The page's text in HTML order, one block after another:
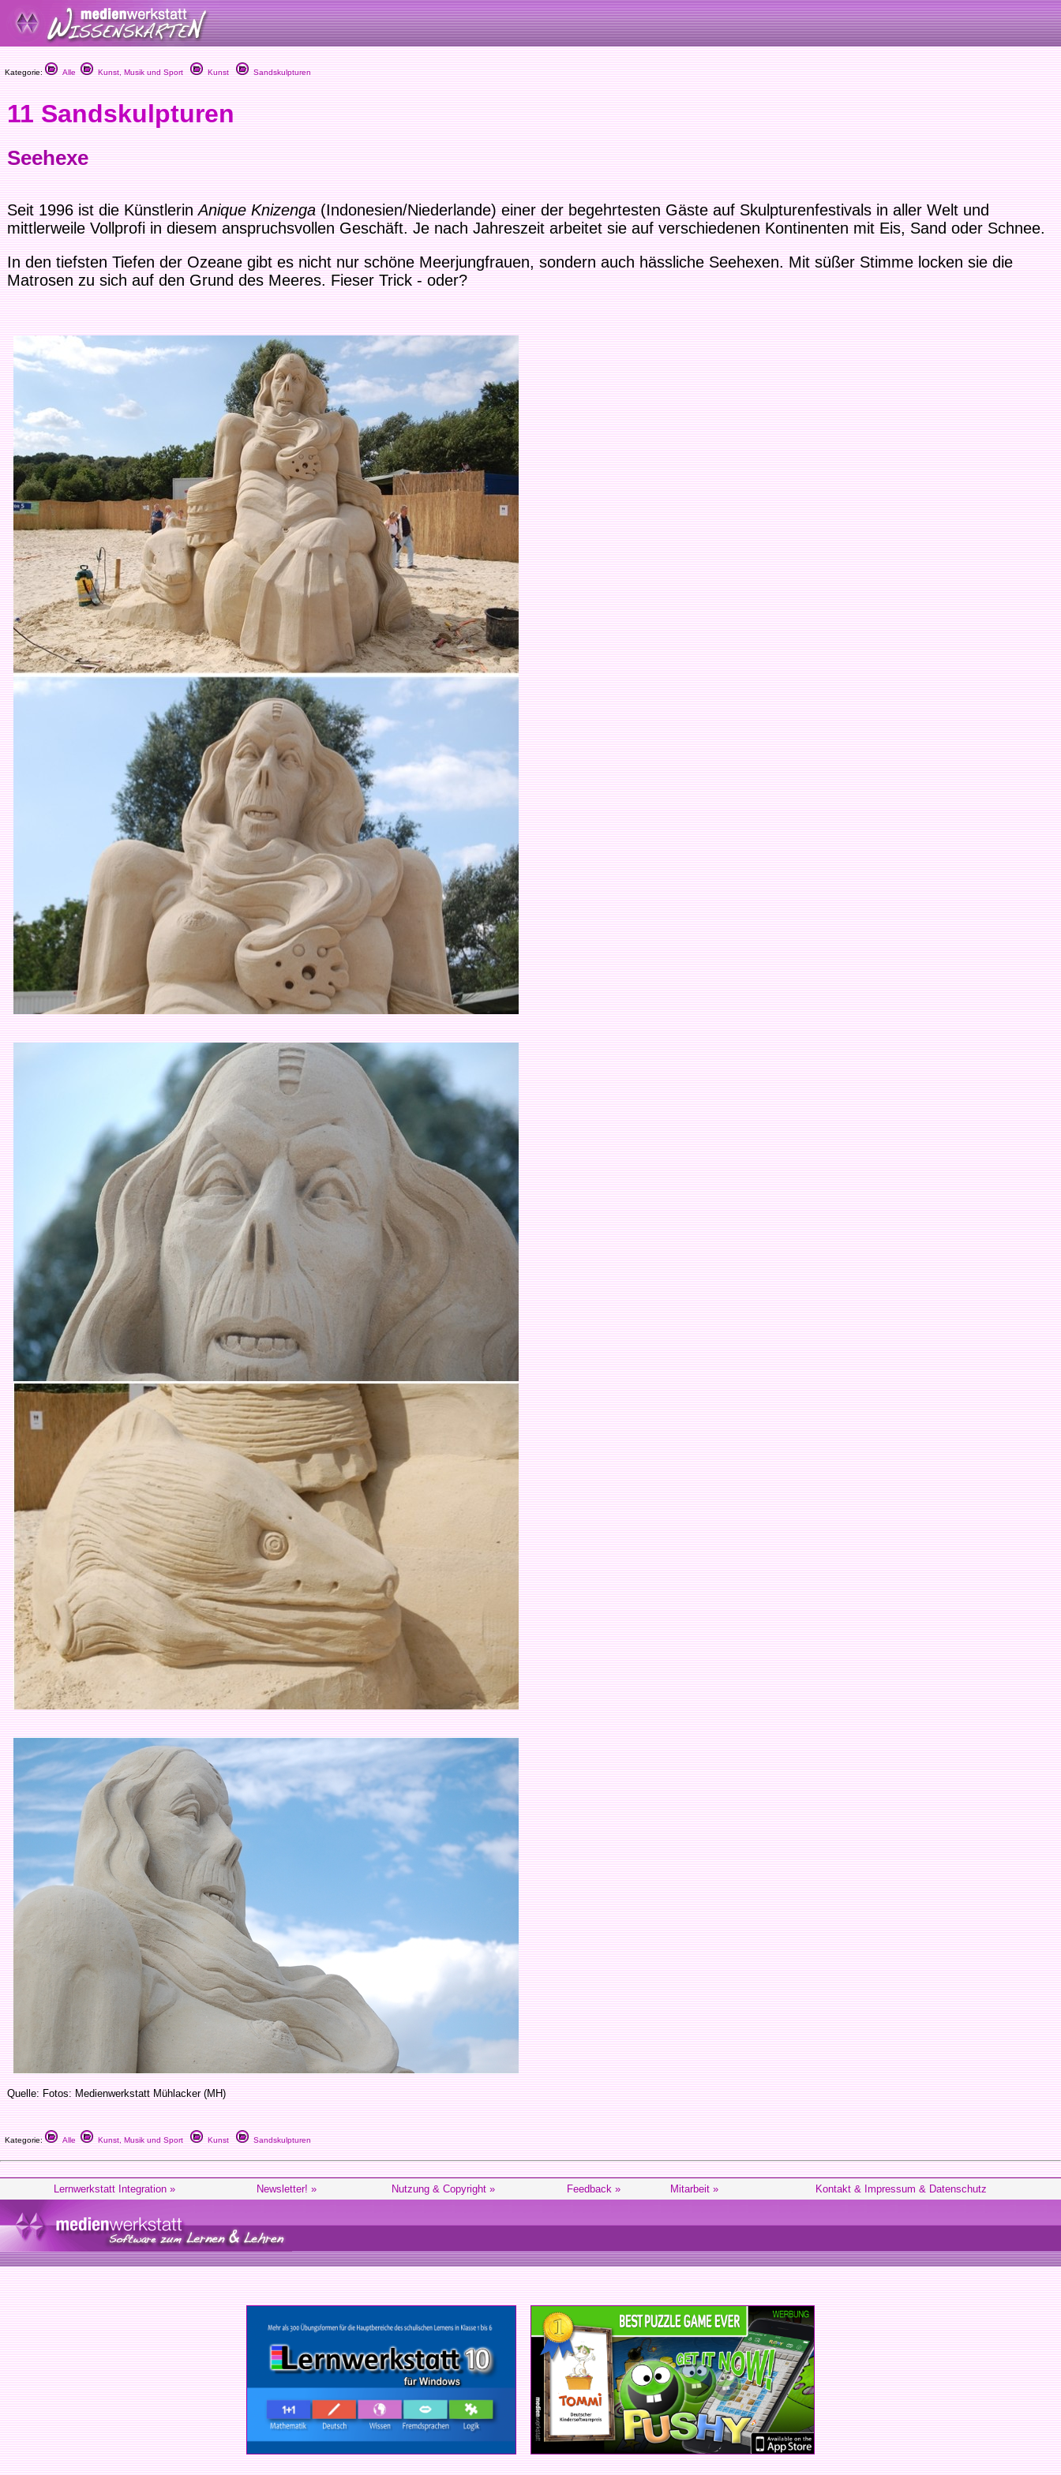
Kategorie: Alle Kunst, Musik und Sport Kunst Sandskulpturen
11 Sandskulpturen
Seehexe
Seit 1996 ist die KünstlerinAnique Knizenga(Indonesien/Niederlande) einer der begehrtesten Gäste auf Skulpturenfestivals in aller Welt und
mittlerweile Vollprofi in diesem anspruchsvollen Geschäft. Je nach Jahreszeit arbeitet sie auf verschiedenen Kontinenten mit Eis, Sand oder Schnee.
In den tiefsten Tiefen der Ozeane gibt es nicht nur schöne Meerjungfrauen, sondern auch hässliche Seehexen. Mit süßer Stimme locken sie die
Matrosen zu sich auf den Grund des Meeres. Fieser Trick - oder?
Quelle: Fotos: Medienwerkstatt Mühlacker (MH)
Kategorie: Alle Kunst, Musik und Sport Kunst Sandskulpturen
Lernwerkstatt Integration » Newsletter! » Nutzung & Copyright » Feedback » Mitarbeit » Kontakt & Impressum & Datenschutz